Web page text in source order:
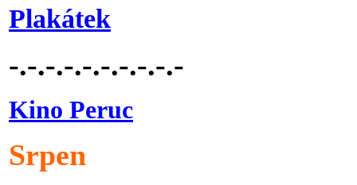
Plakátek
-.-.-.-.-.-.-.-.-.-
Kino Peruc
Srpen